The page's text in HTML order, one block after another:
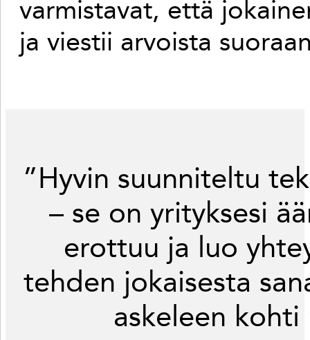
varmistavat, että
ja viestii arvoista
”Hyvin suunniteltu
– se on yrityksesi
erottuu ja luo
tehden jokaisesta
askeleen kohti